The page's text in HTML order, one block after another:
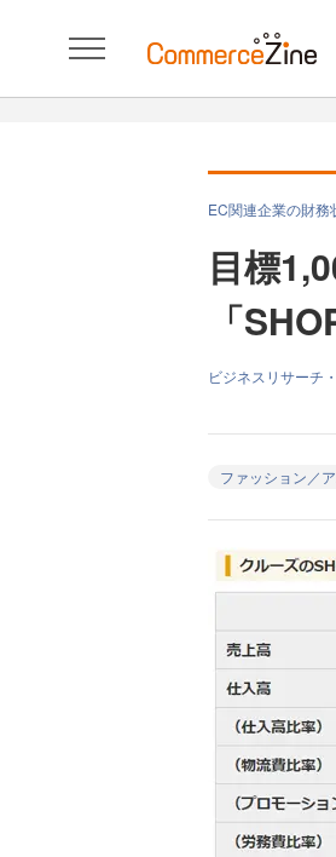
EC関連企業の財務
目標
「
ビジネスリサーチ
ファッション／